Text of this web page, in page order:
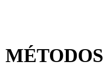
MÉTODOS